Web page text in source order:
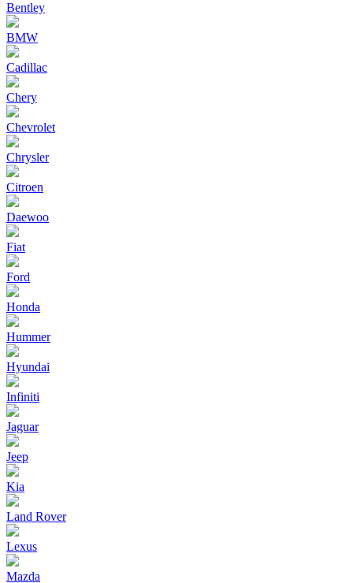
Bentley
BMW
Cadillac
Chery
Chevrolet
Chrysler
Citroen
Daewoo
Fiat
Ford
Honda
Hummer
Hyundai
Infiniti
Jaguar
Jeep
Kia
Land Rover
Lexus
Mazda